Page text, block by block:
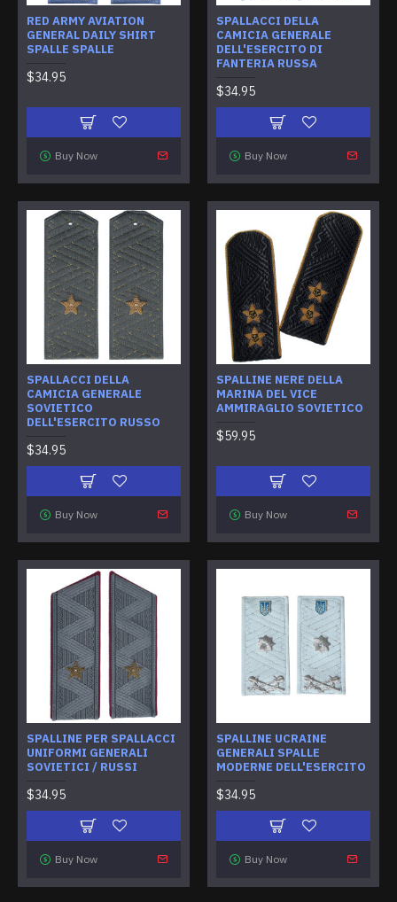
RED ARMY AVIATION
GENERAL DAILY SHIRT
SPALLE SPALLE
$34.95
Buy Now
SPALLACCI DELLA
CAMICIA GENERALE
DELL'ESERCITO DI
FANTERIA RUSSA
$34.95
Buy Now
SPALLACCI DELLA
CAMICIA GENERALE
SOVIETICO
DELL'ESERCITO RUSSO
$34.95
Buy Now
SPALLINE NERE DELLA
MARINA DEL VICE
AMMIRAGLIO SOVIETICO
$59.95
Buy Now
SPALLINE PER SPALLACCI
UNIFORMI GENERALI
SOVIETICI / RUSSI
$34.95
Buy Now
SPALLINE UCRAINE
GENERALI SPALLE
MODERNE DELL'ESERCITO
$34.95
Buy Now